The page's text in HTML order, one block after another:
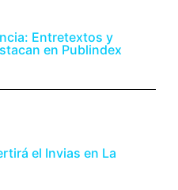
Entretextos y
en Publindex
el Invias en La